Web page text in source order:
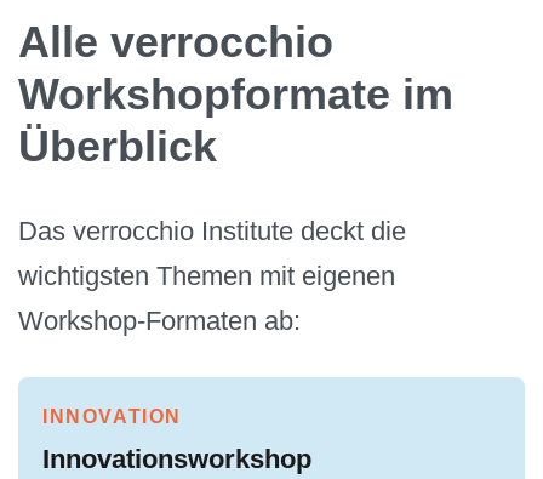
Alle verrocchio
Workshopformate im
Überblick
Das verrocchio Institute deckt die
wichtigsten Themen mit eigenen
Workshop-Formaten ab:
INNOVATION
Innovationsworkshop